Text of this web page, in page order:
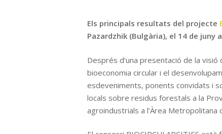
Els principals resultats del projecte
Pazardzhik (Bulgària), el 14 de juny
Després d’una presentació de la
bioeconomia circular i el
esdeveniments, ponents convidats i
locals sobre residus forestals a la
agroindustrials a l’Àrea Metropolitana